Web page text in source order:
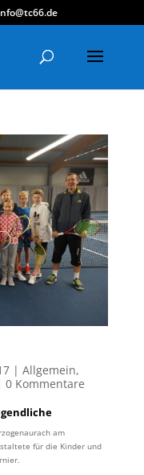
| Allgemein,
0 Kommentare
am
für die Kinder und